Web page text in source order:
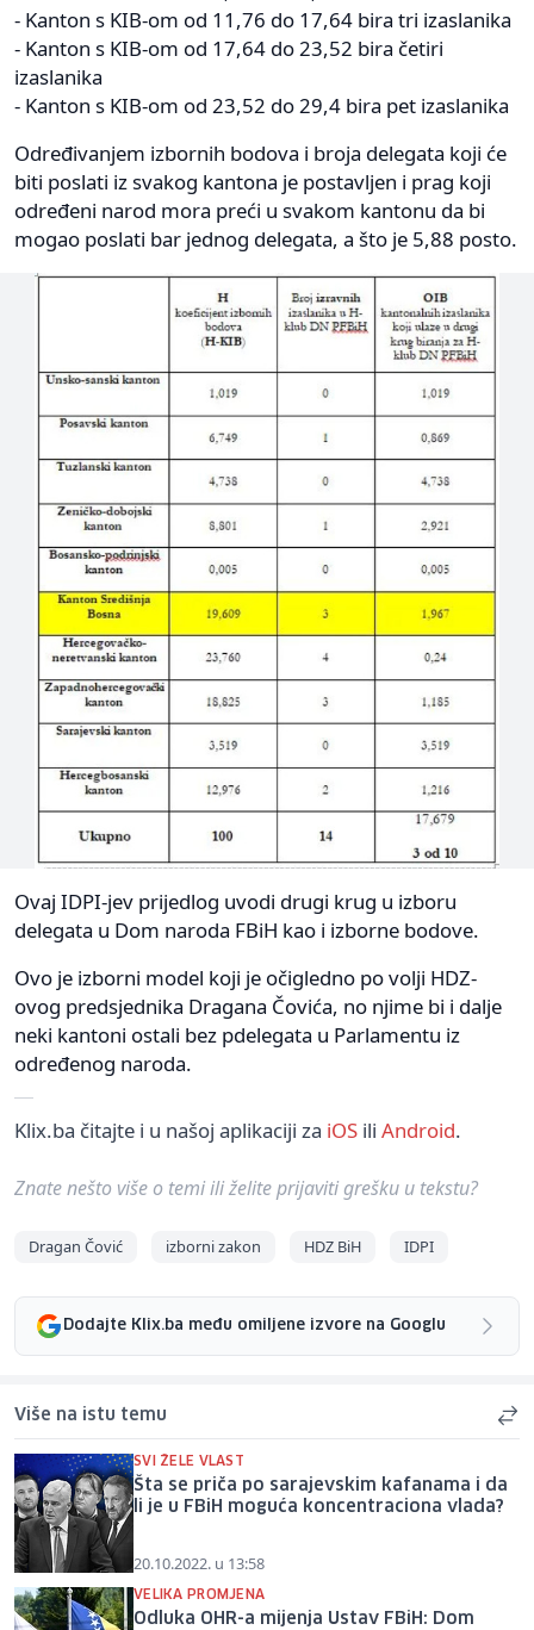
- Kanton s KIB-om od 11,76 do 17,64 bira tri izaslanika
- Kanton s KIB-om od 17,64 do 23,52 bira četiri
izaslanika
- Kanton s KIB-om od 23,52 do 29,4 bira pet izaslanika
Određivanjem izbornih bodova i broja delegata koji će
biti poslati iz svakog kantona je postavljen i prag koji
određeni narod mora preći u svakom kantonu da bi
mogao poslati bar jednog delegata, a što je 5,88 posto.
Ovaj IDPI-jev prijedlog uvodi drugi krug u izboru
delegata u Dom naroda FBiH kao i izborne bodove.
Ovo je izborni model koji je očigledno po volji HDZ-
ovog predsjednika Dragana Čovića, no njime bi i dalje
neki kantoni ostali bez pdelegata u Parlamentu iz
određenog naroda.
Klix.ba čitajte i u našoj aplikaciji za iOS ili Android.
Znate nešto više o temi ili želite prijaviti grešku u tekstu?
Dragan Čović izborni zakon HDZ BiH IDPI
Dodajte Klix.ba među omiljene izvore na Googlu
Više na istu temu
SVI ŽELE VLAST
Šta se priča po sarajevskim kafanama i da
li je u FBiH moguća koncentraciona vlada?
20.10.2022. u 13:58
VELIKA PROMJENA
Odluka OHR-a mijenja Ustav FBiH: Dom